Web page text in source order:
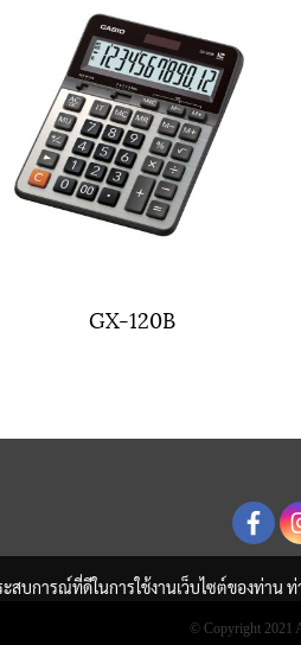
GX-120B
© Copyright 2021
บการณ์ที่ดีในการใช้งานเว็บไซต์ของท่าน